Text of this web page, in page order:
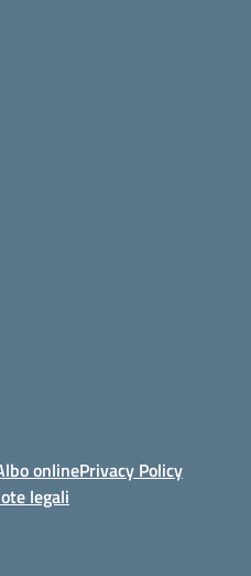
onlinePrivacy Policy
legali